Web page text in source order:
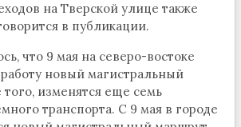
на Тверской улице также
в публикации.
что 9 мая на северо-востоке
новый магистральный
изменятся еще семь
транспорта. С 9 мая в городе